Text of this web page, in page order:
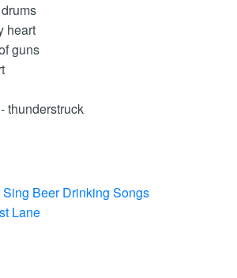
heart
guns
thunderstruck
Beer Drinking Songs
Lane